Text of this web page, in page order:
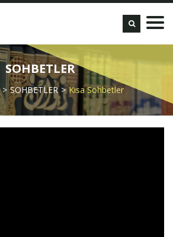
SOHBETLER
SOHBETLER Kısa Sohbetler